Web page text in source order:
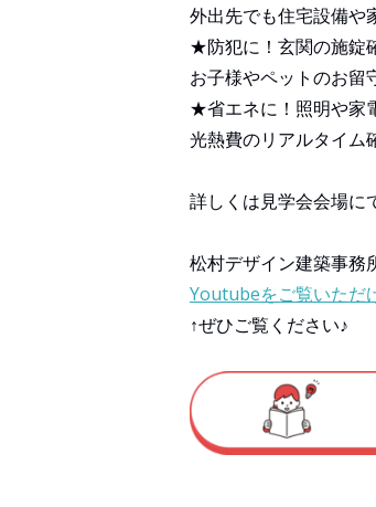
外出先でも住宅設備や
★防犯に！玄関の施錠
お子様やペットのお留
★省エネに！照明や家
光熱費のリアルタイ
詳しくは見学会会場に
松村デザイン建築事務
Youtubeをご覧いただ
↑ぜひご覧ください♪